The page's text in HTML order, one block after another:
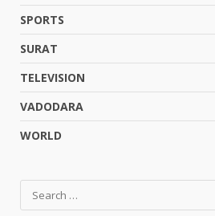
SPORTS
SURAT
TELEVISION
VADODARA
WORLD